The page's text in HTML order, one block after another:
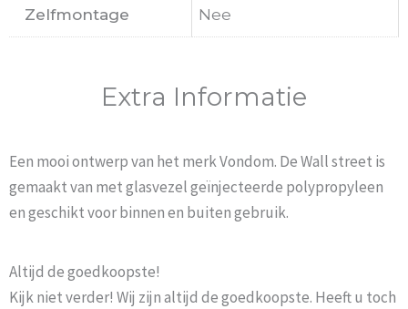
Zelfmontage Nee
Extra Informatie
Een mooi ontwerp van het merk Vondom. De Wall street is
gemaakt van met glasvezel geïnjecteerde polypropyleen
en geschikt voor binnen en buiten gebruik.
Altijd de goedkoopste!
Kijk niet verder! Wij zijn altijd de goedkoopste. Heeft u toch